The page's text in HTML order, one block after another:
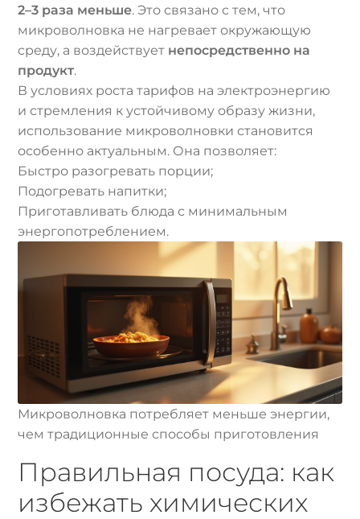
2–3 раза меньше. Это связано с тем, что
микроволновка не нагревает окружающую
среду, а воздействует непосредственно на
продукт.
В условиях роста тарифов на электроэнергию
и стремления к устойчивому образу жизни,
использование микроволновки становится
особенно актуальным. Она позволяет:
Быстро разогревать порции;
Подогревать напитки;
Приготавливать блюда с минимальным
энергопотреблением.
Микроволновка потребляет меньше энергии,
чем традиционные способы приготовления
Правильная посуда: как
избежать химических